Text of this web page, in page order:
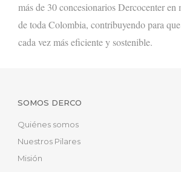
más de 30 concesionarios Dercocenter en
de toda Colombia, contribuyendo para
cada vez más eficiente y sostenible.
SOMOS DERCO
Quiénes somos
Nuestros Pilares
Misión